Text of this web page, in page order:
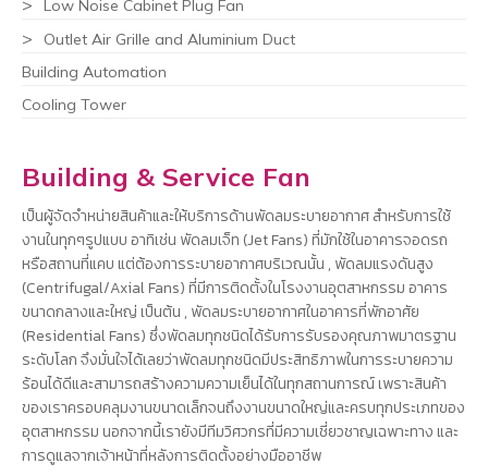
Low Noise Cabinet Plug Fan
Outlet Air Grille and Aluminium Duct
Building Automation
Cooling Tower
Building & Service Fan
เป็นผู้จัดจำหน่ายสินค้าและให้บริการด้านพัดลมระบายอากาศ สำหรับการใช้
งานในทุกๆรูปแบบ อาทิเช่น พัดลมเจ็ท (Jet Fans) ที่มักใช้ในอาคารจอดรถ
หรือสถานที่แคบ แต่ต้องการระบายอากาศบริเวณนั้น , พัดลมแรงดันสูง
(Centrifugal/Axial Fans) ที่มีการติดตั้งในโรงงานอุตสาหกรรม อาคาร
ขนาดกลางและใหญ่ เป็นต้น , พัดลมระบายอากาศในอาคารที่พักอาศัย
(Residential Fans) ซึ่งพัดลมทุกชนิดได้รับการรับรองคุณภาพมาตรฐาน
ระดับโลก จึงมั่นใจได้เลยว่าพัดลมทุกชนิดมีประสิทธิภาพในการระบายความ
ร้อนได้ดีและสามารถสร้างความความเย็นได้ในทุกสถานการณ์ เพราะสินค้า
ของเราครอบคลุมงานขนาดเล็กจนถึงงานขนาดใหญ่และครบทุกประเภทของ
อุตสาหกรรม นอกจากนี้เรายังมีทีมวิศวกรที่มีความเชี่ยวชาญเฉพาะทาง และ
การดูแลจากเจ้าหน้าที่หลังการติดตั้งอย่างมืออาชีพ